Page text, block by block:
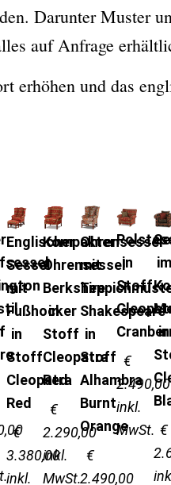
Darunter Muster
auf Anfrage
erhöhen und das
Englischer
Sessel
mit
Fußhocker
in
Stoff
Cleopatra
Red
€
3.380,00
inkl.
Kompakter
Ohrensessel
Berkshire
in
Stoff
Cleopatra
Red
€
2.290,00
inkl.
MwSt.
Ohrensessel
mit
Shakespeare
in
Stoff
Alhambra
Burnt
Orange
€
2.490,00
in
Stoff
€
2.490,00
inkl.
MwSt.
im
in
€